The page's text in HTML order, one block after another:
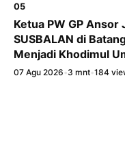
05
Ketua PW GP Ansor
SUSBALAN di
Menjadi Khodimul
07 Agu 2026 •3 mnt•184